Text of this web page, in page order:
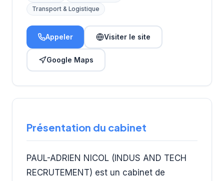
Transport & Logistique
Appeler Visiter le site
Google Maps
Présentation du cabinet
PAUL-ADRIEN NICOL (INDUS AND TECH
RECRUTEMENT) est un cabinet de